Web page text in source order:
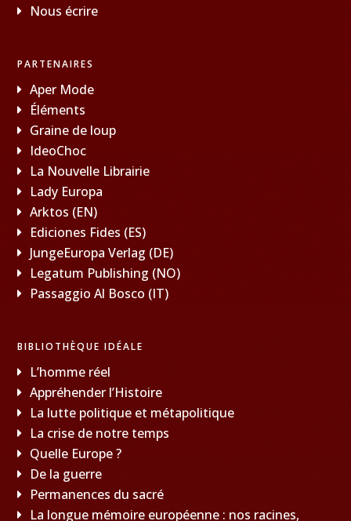
Nous écrire
PARTENAIRES
Aper Mode
Éléments
Graine de loup
IdeoChoc
La Nouvelle Librairie
Lady Europa
Arktos (EN)
Ediciones Fides (ES)
JungeEuropa Verlag (DE)
Legatum Publishing (NO)
Passaggio Al Bosco (IT)
BIBLIOTHÈQUE IDÉALE
L’homme réel
Appréhender l’Histoire
La lutte politique et métapolitique
La crise de notre temps
Quelle Europe ?
De la guerre
Permanences du sacré
La longue mémoire européenne : nos racines,